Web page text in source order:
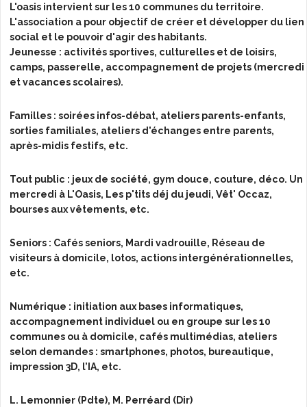
ACTUALITÉS
L'AGENDA
L'oasis intervient sur les 10 communes du territoire.
L'association a pour objectif de créer et développer du lien
social et le pouvoir d'agir des habitants.
Jeunesse : activités sportives, culturelles et de loisirs,
camps, passerelle, accompagnement de projets (mercredi
et vacances scolaires).
Familles : soirées infos-débat, ateliers parents-enfants,
sorties familiales, ateliers d'échanges entre parents,
après-midis festifs, etc.
Tout public : jeux de société, gym douce, couture, déco. Un
mercredi à L'Oasis, Les p'tits déj du jeudi, Vêt' Occaz,
bourses aux vêtements, etc.
Seniors : Cafés seniors, Mardi vadrouille, Réseau de
visiteurs à domicile, lotos, actions intergénérationnelles,
etc.
Numérique : initiation aux bases informatiques,
accompagnement individuel ou en groupe sur les 10
communes ou à domicile, cafés multimédias, ateliers
selon demandes : smartphones, photos, bureautique,
impression 3D, l’IA, etc.
L. Lemonnier (Pdte), M. Perréard (Dir)